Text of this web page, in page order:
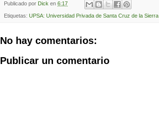
Publicado por Dick en 6:17
Etiquetas: UPSA: Universidad Privada de Santa Cruz de la Sierra
No hay comentarios:
Publicar un comentario